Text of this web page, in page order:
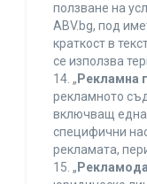
ползване на
ABV.bg, под
краткост в
се използва
14. „ Рекламна
рекламното
включващ една
специфични
рекламата,
15. „